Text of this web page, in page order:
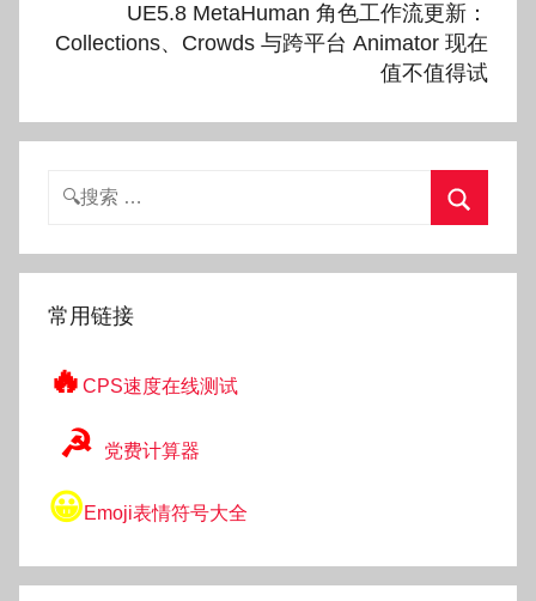
UE5.8 MetaHuman 角色工作流更新：
Collections、Crowds 与跨平台 Animator 现在
值不值得试
搜
索
常用链接
🔥 CPS速度在线测试
☭ 党费计算器
😀Emoji表情符号大全